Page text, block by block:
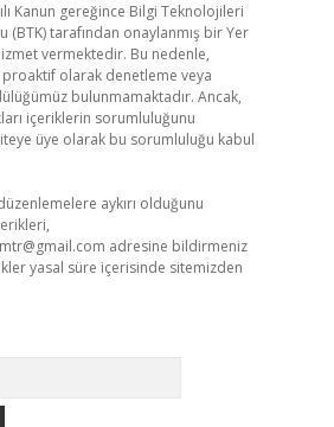
Kanun gereğince Bilgi Teknolojileri
(BTK) tarafından onaylanmış bir Yer
vermektedir. Bu nedenle,
olarak denetleme veya
bulunmamaktadır. Ancak,
içeriklerin sorumluluğunu
üye olarak bu sorumluluğu kabul
aykırı olduğunu
adresine bildirmeniz
yasal süre içerisinde sitemizden